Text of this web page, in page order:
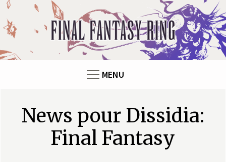
F
n
MENU
News pour Dissidia:
Final Fantasy
Pages